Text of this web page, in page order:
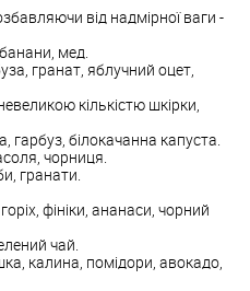
від надмірної ваги -
мед.
гранат, яблучний оцет,
кількістю шкірки,
гарбуз, білокачанна капуста.
чорниця.
гранати.
фініки, ананаси, чорний
чай.
калина, помідори, авокадо,